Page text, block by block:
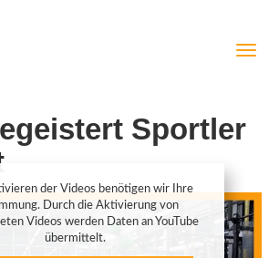
Sportler
der Videos benötigen wir Ihre
Durch die Aktivierung von
Videos werden Daten an YouTube
übermittelt.